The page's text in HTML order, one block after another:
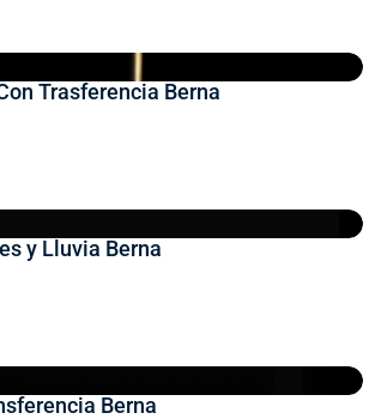
Trasferencia Berna
y Lluvia Berna
Berna